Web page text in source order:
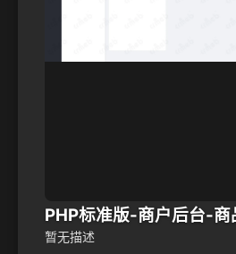
PHP标准版-商户后台-
暂无描述